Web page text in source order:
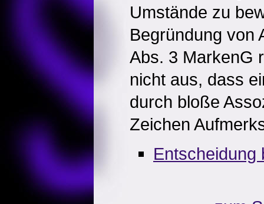
Umstände zu
Begründung von
Abs. 3 MarkenG
nicht aus, dass
durch bloße
Zeichen
Entscheidung